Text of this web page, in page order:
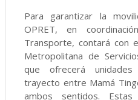
Para garantizar la
OPRET, en
Transporte, contará con
Metropolitana de
que ofrecerá
trayecto entre Mamá
ambos sentidos.